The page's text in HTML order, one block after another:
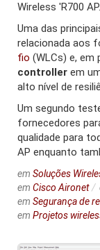
Wireless 'R700 AP.
Uma das
relacionada aos
fio (WLCs) e, em
controller em
alto nível de
Um segundo
fornecedores
qualidade para
AP enquanto
em Soluções
em Cisco Aironet
em Segurança de
em Projetos